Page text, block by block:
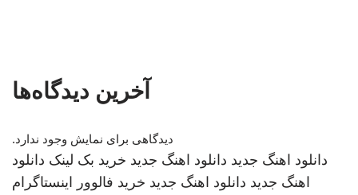
آخرین دیدگاه‌ها
دیدگاهی برای نمایش وجود ندارد.
دانلود اهنگ جدید دانلود اهنگ جدید خرید بک لینک دانلود
اهنگ جدید دانلود اهنگ جدید خرید فالوور اینستاگرام